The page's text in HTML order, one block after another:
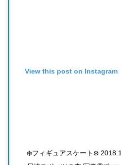
View this post on Instagram
❄️フィギュアスケート❄️